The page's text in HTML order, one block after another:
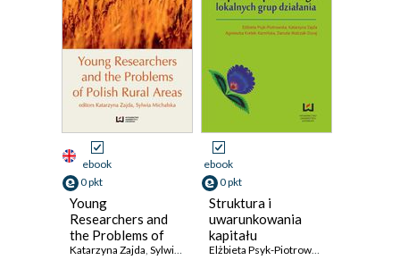
ebook
0 pkt
Young
Researchers and
the Problems of
Polish Rural Areas
Katarzyna Zajda, Sylwia Michalska
ebook
0 pkt
Struktura i
uwarunkowania
kapitału
społecznego
Elżbieta Psyk-Piotrowska